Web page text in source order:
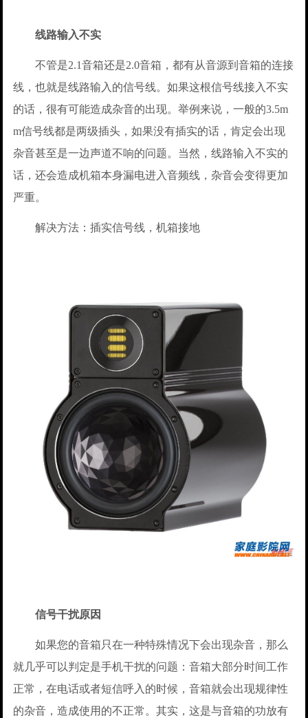
线路输入不实
不管是2.1音箱还是2.0音箱，都有从音源到音箱的连接
线，也就是线路输入的信号线。如果这根信号线接入不实
的话，很有可能造成杂音的出现。举例来说，一般的3.5m
m信号线都是两级插头，如果没有插实的话，肯定会出现
杂音甚至是一边声道不响的问题。当然，线路输入不实的
话，还会造成机箱本身漏电进入音频线，杂音会变得更加
严重。
解决方法：插实信号线，机箱接地
信号干扰原因
如果您的音箱只在一种特殊情况下会出现杂音，那么
就几乎可以判定是手机干扰的问题：音箱大部分时间工作
正常，在电话或者短信呼入的时候，音箱就会出现规律性
的杂音，造成使用的不正常。其实，这是与音箱的功放有